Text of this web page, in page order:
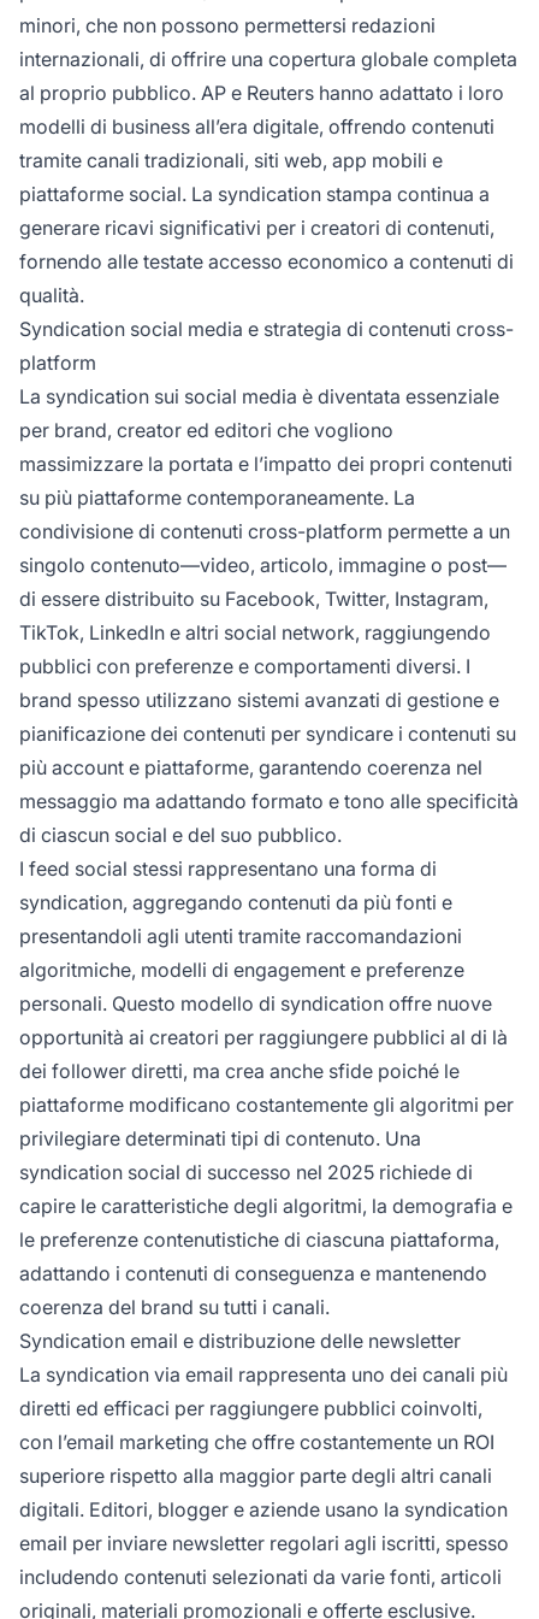
minori, che non possono permettersi redazioni
internazionali, di offrire una copertura globale completa
al proprio pubblico. AP e Reuters hanno adattato i loro
modelli di business all’era digitale, offrendo contenuti
tramite canali tradizionali, siti web, app mobili e
piattaforme social. La syndication stampa continua a
generare ricavi significativi per i creatori di contenuti,
fornendo alle testate accesso economico a contenuti di
qualità.
Syndication social media e strategia di contenuti cross-
platform
La syndication sui social media è diventata essenziale
per brand, creator ed editori che vogliono
massimizzare la portata e l’impatto dei propri contenuti
su più piattaforme contemporaneamente. La
condivisione di contenuti cross-platform permette a un
singolo contenuto—video, articolo, immagine o post—
di essere distribuito su Facebook, Twitter, Instagram,
TikTok, LinkedIn e altri social network, raggiungendo
pubblici con preferenze e comportamenti diversi. I
brand spesso utilizzano sistemi avanzati di gestione e
pianificazione dei contenuti per syndicare i contenuti su
più account e piattaforme, garantendo coerenza nel
messaggio ma adattando formato e tono alle specificità
di ciascun social e del suo pubblico.
I feed social stessi rappresentano una forma di
syndication, aggregando contenuti da più fonti e
presentandoli agli utenti tramite raccomandazioni
algoritmiche, modelli di engagement e preferenze
personali. Questo modello di syndication offre nuove
opportunità ai creatori per raggiungere pubblici al di là
dei follower diretti, ma crea anche sfide poiché le
piattaforme modificano costantemente gli algoritmi per
privilegiare determinati tipi di contenuto. Una
syndication social di successo nel 2025 richiede di
capire le caratteristiche degli algoritmi, la demografia e
le preferenze contenutistiche di ciascuna piattaforma,
adattando i contenuti di conseguenza e mantenendo
coerenza del brand su tutti i canali.
Syndication email e distribuzione delle newsletter
La syndication via email rappresenta uno dei canali più
diretti ed efficaci per raggiungere pubblici coinvolti,
con l’email marketing che offre costantemente un ROI
superiore rispetto alla maggior parte degli altri canali
digitali. Editori, blogger e aziende usano la syndication
email per inviare newsletter regolari agli iscritti, spesso
includendo contenuti selezionati da varie fonti, articoli
originali, materiali promozionali e offerte esclusive.